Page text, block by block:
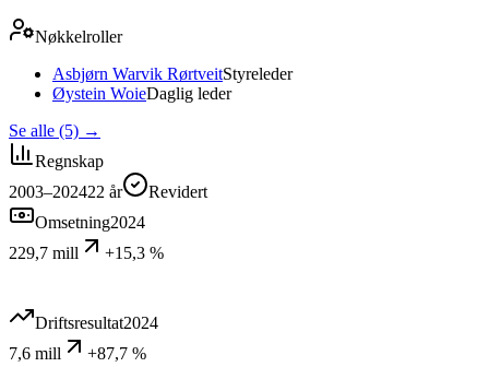
Nøkkelroller
Asbjørn Warvik RørtveitStyreleder
Øystein WoieDaglig leder
Se alle (5) →
Regnskap
2003–202422 år
Revidert
Omsetning2024
229,7 mill
+15,3 %
Driftsresultat2024
7,6 mill
+87,7 %